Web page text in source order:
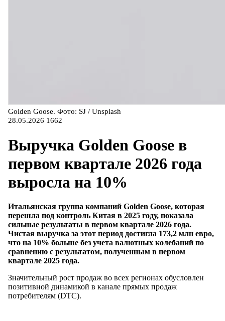
Golden Goose. Фото: SJ / Unsplash
28.05.2026 1662
Выручка Golden Goose в
первом квартале 2026 года
выросла на 10%
Итальянская группа компаний Golden Goose, которая
перешла под контроль Китая в 2025 году, показала
сильные результаты в первом квартале 2026 года.
Чистая выручка за этот период достигла 173,2 млн евро,
что на 10% больше без учета валютных колебаний по
сравнению с результатом, полученным в первом
квартале 2025 года.
Значительный рост продаж во всех регионах обусловлен
позитивной динамикой в канале прямых продаж
потребителям (DTC).